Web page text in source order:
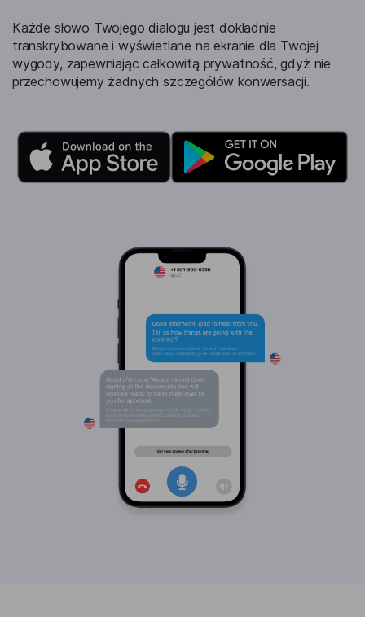
Każde słowo Twojego dialogu jest dokładnie
transkrybowane i wyświetlane na ekranie dla Twojej
wygody, zapewniając całkowitą prywatność, gdyż nie
przechowujemy żadnych szczegółów konwersacji.